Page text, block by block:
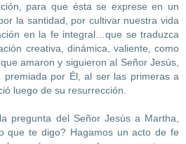
para que ésta se exprese en un
la santidad, por cultivar nuestra vida
en la fe integral…que se traduzca
creativa, dinámica, valiente, como
amaron y siguieron al Señor Jesús,
premiada por Él, al ser las primeras a
luego de su resurrección.
pregunta del Señor Jesús a Martha,
que te digo? Hagamos un acto de fe